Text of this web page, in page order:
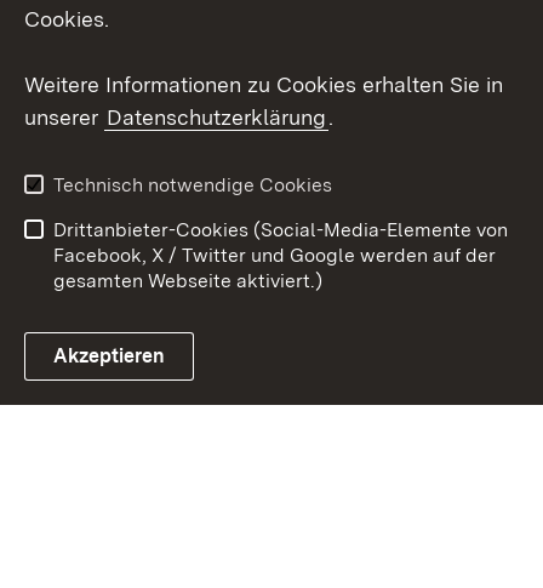
Youtube
Link zum Landesportal
Kontakt
Datenschutz
Barrierefreiheit
Impressum Cookies
Cookies.
Weitere Informationen zu Cookies erhalten Sie in
unserer Datenschutzerklärung.
Technisch notwendige Cookies
Drittanbieter-Cookies (Social-Media-Elemente von
Facebook, X / Twitter und Google werden auf der
gesamten Webseite aktiviert.)
Akzeptieren